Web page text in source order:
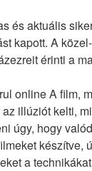
és aktuális
kapott. A
érinti a
online A film,
illúziót kelti,
úgy, hogy
készítve,
a